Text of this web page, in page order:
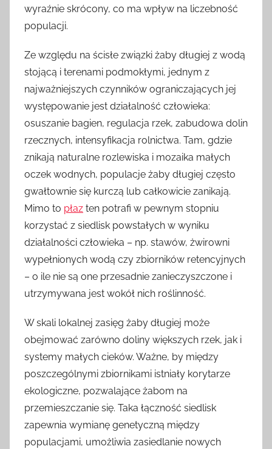
wyraźnie skrócony, co ma wpływ na liczebność
populacji.
Ze względu na ścisłe związki żaby długiej z wodą
stojącą i terenami podmokłymi, jednym z
najważniejszych czynników ograniczających jej
występowanie jest działalność człowieka:
osuszanie bagien, regulacja rzek, zabudowa dolin
rzecznych, intensyfikacja rolnictwa. Tam, gdzie
znikają naturalne rozlewiska i mozaika małych
oczek wodnych, populacje żaby długiej często
gwałtownie się kurczą lub całkowicie zanikają.
Mimo to płaz ten potrafi w pewnym stopniu
korzystać z siedlisk powstałych w wyniku
działalności człowieka – np. stawów, żwirowni
wypełnionych wodą czy zbiorników retencyjnych
– o ile nie są one przesadnie zanieczyszczone i
utrzymywana jest wokół nich roślinność.
W skali lokalnej zasięg żaby długiej może
obejmować zarówno doliny większych rzek, jak i
systemy małych cieków. Ważne, by między
poszczególnymi zbiornikami istniały korytarze
ekologiczne, pozwalające żabom na
przemieszczanie się. Taka łączność siedlisk
zapewnia wymianę genetyczną między
populacjami, umożliwia zasiedlanie nowych